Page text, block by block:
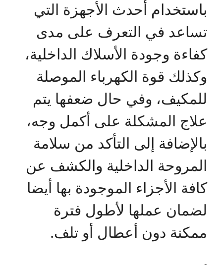
باستخدام أحدث الأجهزة التي
تساعد في التعرف على مدى
كفاءة وجودة الأسلاك الداخلية،
وكذلك قوة الكهرباء الموصلة
للمكيف، وفي حال ضعفها يتم
علاج المشكلة على أكمل وجه،
بالإضافة إلى التأكد من سلامة
المروحة الداخلية والكشف عن
كافة الأجزاء الموجودة بها أيضا
لضمان عملها لأطول فترة
ممكنة دون أعطال أو تلف.